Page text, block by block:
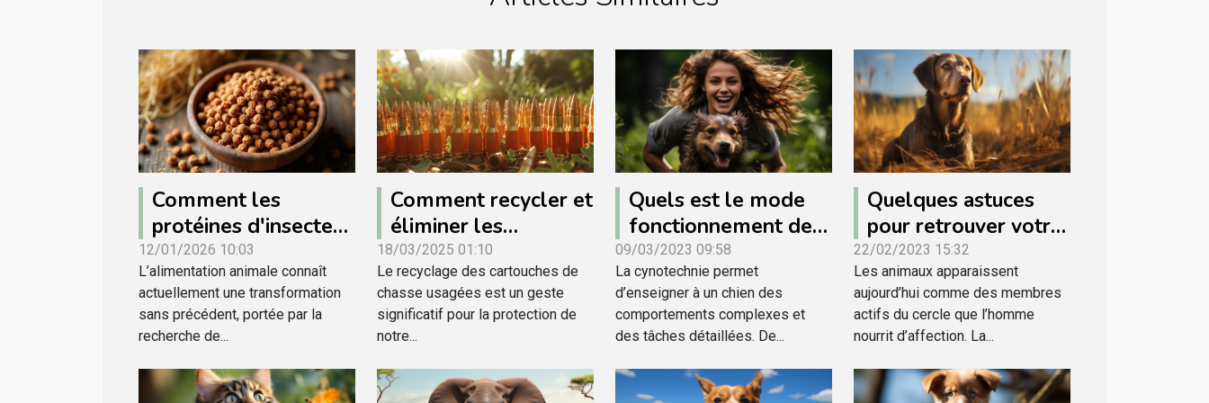
Comment les
protéines d'insectes
révolutionnent
l'alimentation
animale ?
12/01/2026 10:03
L’alimentation animale connaît
actuellement une transformation
sans précédent, portée par la
recherche de...
Comment recycler et
éliminer les
cartouches de chasse
usagées
18/03/2025 01:10
Le recyclage des cartouches de
chasse usagées est un geste
significatif pour la protection de
notre...
Quels est le mode
fonctionnement de
la cynotechnique ?
09/03/2023 09:58
La cynotechnie permet
d’enseigner à un chien des
comportements complexes et
des tâches détaillées. De...
Quelques astuces
pour retrouver votre
animal perdu
22/02/2023 15:32
Les animaux apparaissent
aujourd’hui comme des membres
actifs du cercle que l’homme
nourrit d’affection. La...